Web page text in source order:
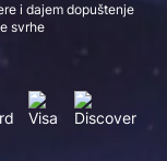
i dajem dopuštenje
svrhe